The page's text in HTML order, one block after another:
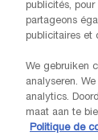
©
publicités, pour
partageons
publicitaires et
We gebruiken
analyseren.
analytics.
maat aan te
Politique de